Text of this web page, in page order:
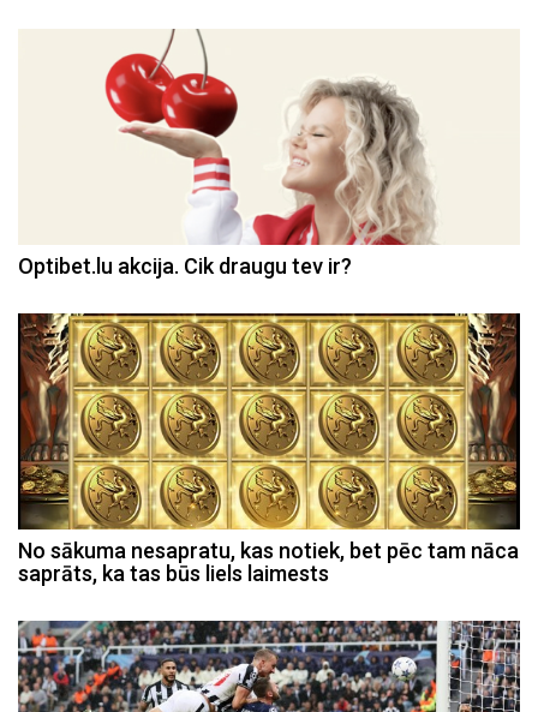
Optibet.lu akcija. Cik draugu tev ir?
No sākuma nesapratu, kas notiek, bet pēc tam nāca
saprāts, ka tas būs liels laimests